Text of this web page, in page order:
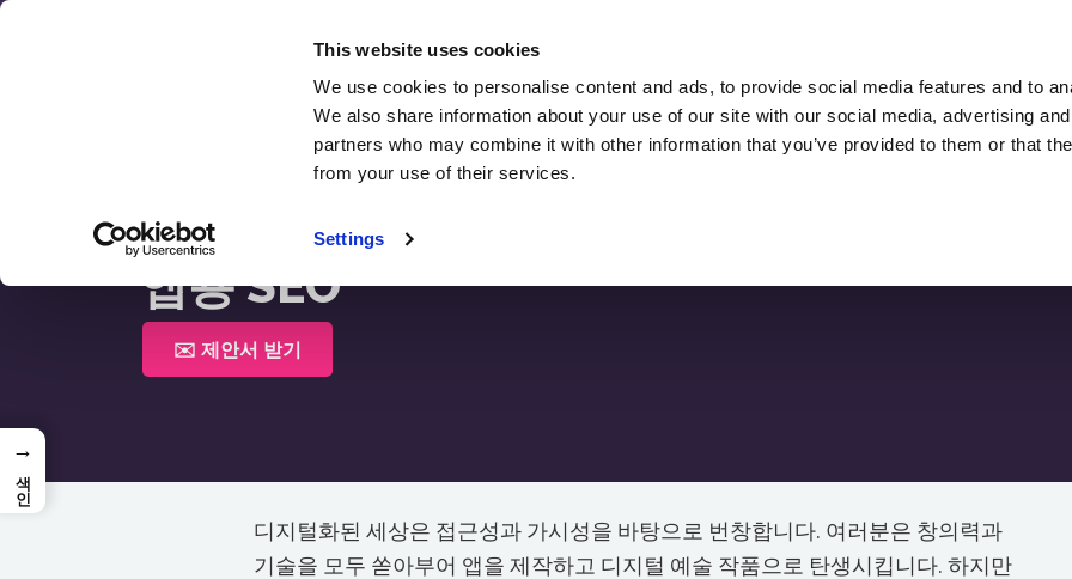
This website uses cookies
We use cookies to personalise content and ads, to provide social media features and to
We also share information about your use of our site with our social media, advertising
partners who may combine it with other information that you’ve provided to them or that
from your use of their services.
Settings
콘
SEO 다운로드 SEO 블로그
홈 > 앱용 SEO
앱용 SEO
✉️ 제안서 받기
디지털화된 세상은 접근성과 가시성을 바탕으로 번창합니다. 여러분은 창의력과
기술을 모두 쏟아부어 앱을 제작하고 디지털 예술 작품으로 탄생시킵니다. 하지만
→
색인